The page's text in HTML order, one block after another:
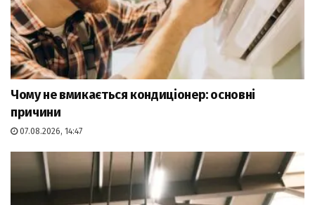
Чому не вмикається кондиціонер: основні
причини
07.08.2026, 14:47